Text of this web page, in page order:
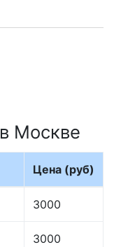
Москве
Цена (руб)
3000
3000